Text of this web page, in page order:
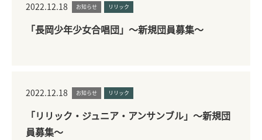
2022.12.18 お知らせ リリック
「長岡少年少女合唱団」～新規団員募集～
2022.12.18 お知らせ リリック
「リリック・ジュニア・アンサンブル」～新規団
員募集～